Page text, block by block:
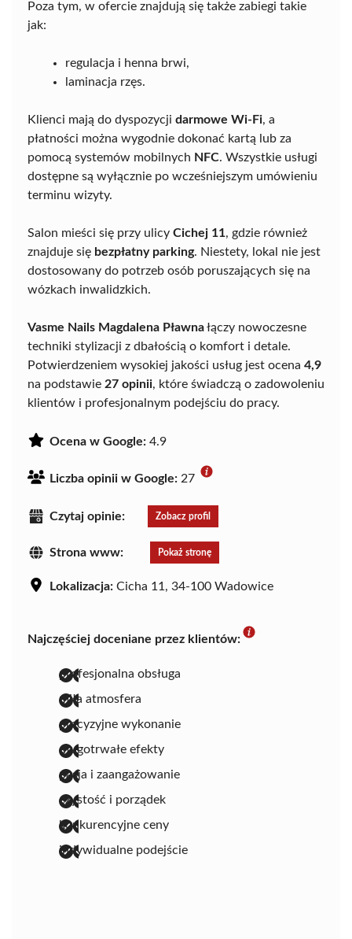
Poza tym, w ofercie znajdują się także zabiegi takie
jak:
regulacja i henna brwi,
laminacja rzęs.
Klienci mają do dyspozycji darmowe Wi-Fi, a
płatności można wygodnie dokonać kartą lub za
pomocą systemów mobilnych NFC. Wszystkie usługi
dostępne są wyłącznie po wcześniejszym umówieniu
terminu wizyty.
Salon mieści się przy ulicy Cichej 11, gdzie również
znajduje się bezpłatny parking. Niestety, lokal nie jest
dostosowany do potrzeb osób poruszających się na
wózkach inwalidzkich.
Vasme Nails Magdalena Pławnałączy nowoczesne
techniki stylizacji z dbałością o komfort i detale.
Potwierdzeniem wysokiej jakości usług jest ocena 4,9
na podstawie 27 opinii, które świadczą o zadowoleniu
klientów i profesjonalnym podejściu do pracy.
Ocena w Google: 4.9
Liczba opinii w Google: 27
Czytaj opinie: Zobacz profil
Strona www: Pokaż stronę
Lokalizacja: Cicha 11, 34-100 Wadowice
Najczęściej doceniane przez klientów:
profesjonalna obsługa
miła atmosfera
precyzyjne wykonanie
długotrwałe efekty
pasja i zaangażowanie
czystość i porządek
konkurencyjne ceny
indywidualne podejście